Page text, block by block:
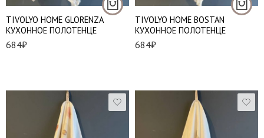
TIVOLYO HOME GLORENZA
КУХОННОЕ ПОЛОТЕНЦЕ
684₽
TIVOLYO HOME BOSTAN
КУХОННОЕ ПОЛОТЕНЦЕ
684₽